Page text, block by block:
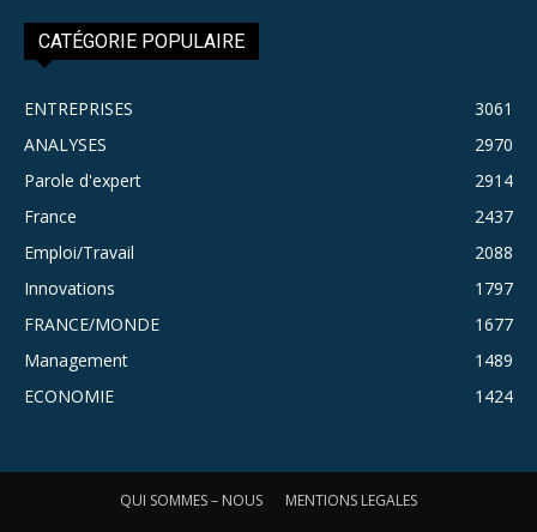
CATÉGORIE POPULAIRE
ENTREPRISES
3061
ANALYSES
2970
Parole d'expert
2914
France
2437
Emploi/Travail
2088
Innovations
1797
FRANCE/MONDE
1677
Management
1489
ECONOMIE
1424
QUI SOMMES – NOUS MENTIONS LEGALES